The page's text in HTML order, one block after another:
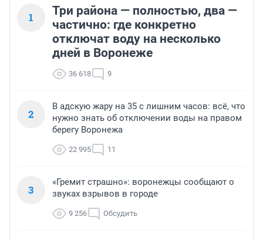
1
Три района — полностью, два —
частично: где конкретно
отключат воду на несколько
дней в Воронеже
36 618 9
2
В адскую жару на 35 с лишним часов: всё, что
нужно знать об отключении воды на правом
берегу Воронежа
22 995 11
3
«Гремит страшно»: воронежцы сообщают о
звуках взрывов в городе
9 256 Обсудить